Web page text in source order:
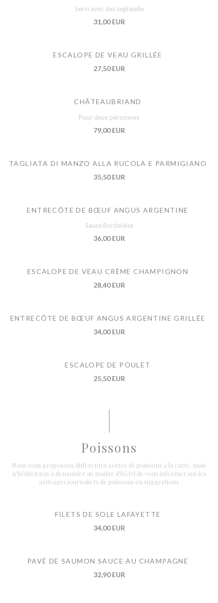
Servi avec des tagliatelle
31,00 EUR
ESCALOPE DE VEAU GRILLÉE
27,50 EUR
CHÂTEAUBRIAND
Pour deux personnes
79,00 EUR
TAGLIATA DI MANZO ALLA RUCOLA E PARMIGIANO
35,50 EUR
ENTRECÔTE DE BŒUF ANGUS ARGENTINE
Sauce Bordelaise
36,00 EUR
ESCALOPE DE VEAU CRÈME CHAMPIGNON
28,40 EUR
ENTRECÔTE DE BŒUF ANGUS ARGENTINE GRILLÉE
34,00 EUR
ESCALOPE DE POULET
25,50 EUR
Poissons
Nous vous proposons différentes sortes de poissons à la carte, mais
n'hésitez pas à demander au maitre d'hôtel de vous informer sur les
arrivages journaliers de poissons en suggestions
FILETS DE SOLE LAFAYETTE
34,00 EUR
PAVÉ DE SAUMON SAUCE AU CHAMPAGNE
32,90 EUR